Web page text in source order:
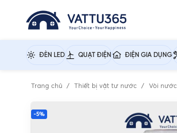
ĐÈN LED QUẠT ĐIỆN ĐIỆN GIA DỤNG
Trang chủ Thiết bị vật tư nước Vòi nước
-5%